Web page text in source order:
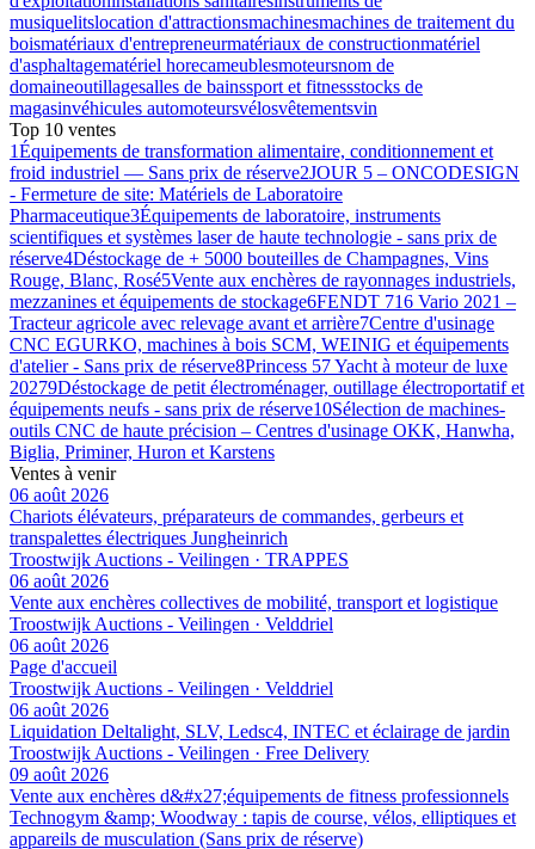
musiquelitslocation d'attractionsmachinesmachines de traitement du
boismatériaux d'entrepreneurmatériaux de constructionmatériel
d'asphaltagematériel horecameublesmoteursnom de
domaineoutillagesalles de bainssport et fitnessstocks de
magasinvéhicules automoteursvélosvêtementsvin
Top 10 ventes
1Équipements de transformation alimentaire, conditionnement et
froid industriel — Sans prix de réserve2JOUR 5 – ONCODESIGN
- Fermeture de site: Matériels de Laboratoire
Pharmaceutique3Équipements de laboratoire, instruments
scientifiques et systèmes laser de haute technologie - sans prix de
réserve4Déstockage de + 5000 bouteilles de Champagnes, Vins
Rouge, Blanc, Rosé5Vente aux enchères de rayonnages industriels,
mezzanines et équipements de stockage6FENDT 716 Vario 2021 –
Tracteur agricole avec relevage avant et arrière7Centre d'usinage
CNC EGURKO, machines à bois SCM, WEINIG et équipements
d'atelier - Sans prix de réserve8Princess 57 Yacht à moteur de luxe
20279Déstockage de petit électroménager, outillage électroportatif et
équipements neufs - sans prix de réserve10Sélection de machines-
outils CNC de haute précision – Centres d'usinage OKK, Hanwha,
Biglia, Priminer, Huron et Karstens
Ventes à venir
06 août 2026
Chariots élévateurs, préparateurs de commandes, gerbeurs et
transpalettes électriques Jungheinrich
Troostwijk Auctions - Veilingen · TRAPPES
06 août 2026
Vente aux enchères collectives de mobilité, transport et logistique
Troostwijk Auctions - Veilingen · Velddriel
06 août 2026
Page d'accueil
Troostwijk Auctions - Veilingen · Velddriel
06 août 2026
Liquidation Deltalight, SLV, Ledsc4, INTEC et éclairage de jardin
Troostwijk Auctions - Veilingen · Free Delivery
09 août 2026
Vente aux enchères d&#x27;équipements de fitness professionnels
Technogym &amp; Woodway : tapis de course, vélos, elliptiques et
appareils de musculation (Sans prix de réserve)